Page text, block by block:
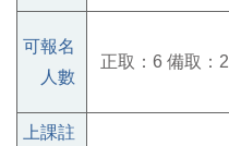
可報名
人數
正取：6 備取：2
上課註